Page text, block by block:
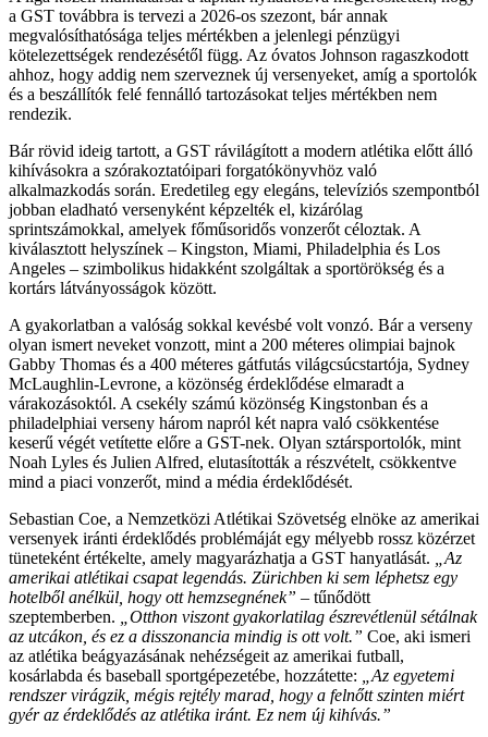
a GST továbbra is tervezi a 2026-os szezont, bár annak
megvalósíthatósága teljes mértékben a jelenlegi pénzügyi
kötelezettségek rendezésétől függ. Az óvatos Johnson ragaszkodott
ahhoz, hogy addig nem szerveznek új versenyeket, amíg a sportolók
és a beszállítók felé fennálló tartozásokat teljes mértékben nem
rendezik.
Bár rövid ideig tartott, a GST rávilágított a modern atlétika előtt álló
kihívásokra a szórakoztatóipari forgatókönyvhöz való
alkalmazkodás során. Eredetileg egy elegáns, televíziós szempontból
jobban eladható versenyként képzelték el, kizárólag
sprintszámokkal, amelyek főműsoridős vonzerőt céloztak. A
kiválasztott helyszínek – Kingston, Miami, Philadelphia és Los
Angeles – szimbolikus hidakként szolgáltak a sportörökség és a
kortárs látványosságok között.
A gyakorlatban a valóság sokkal kevésbé volt vonzó. Bár a verseny
olyan ismert neveket vonzott, mint a 200 méteres olimpiai bajnok
Gabby Thomas és a 400 méteres gátfutás világcsúcstartója, Sydney
McLaughlin-Levrone, a közönség érdeklődése elmaradt a
várakozásoktól. A csekély számú közönség Kingstonban és a
philadelphiai verseny három napról két napra való csökkentése
keserű végét vetítette előre a GST-nek. Olyan sztársportolók, mint
Noah Lyles és Julien Alfred, elutasították a részvételt, csökkentve
mind a piaci vonzerőt, mind a média érdeklődését.
Sebastian Coe, a Nemzetközi Atlétikai Szövetség elnöke az amerikai
versenyek iránti érdeklődés problémáját egy mélyebb rossz közérzet
tüneteként értékelte, amely magyarázhatja a GST hanyatlását.
„Az
amerikai atlétikai csapat legendás. Zürichben ki sem léphetsz egy
hotelből anélkül, hogy ott hemzsegnének” – tűnődött
szeptemberben.
„Otthon viszont gyakorlatilag észrevétlenül sétálnak
az utcákon, és ez a disszonancia mindig is ott volt.” Coe, aki ismeri
az atlétika beágyazásának nehézségeit az amerikai futball,
kosárlabda és baseball sportgépezetébe, hozzátette:
„Az egyetemi
rendszer virágzik, mégis rejtély marad, hogy a felnőtt szinten miért
gyér az érdeklődés az atlétika iránt. Ez nem új kihívás.”